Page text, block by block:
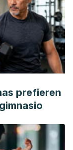
prefieren